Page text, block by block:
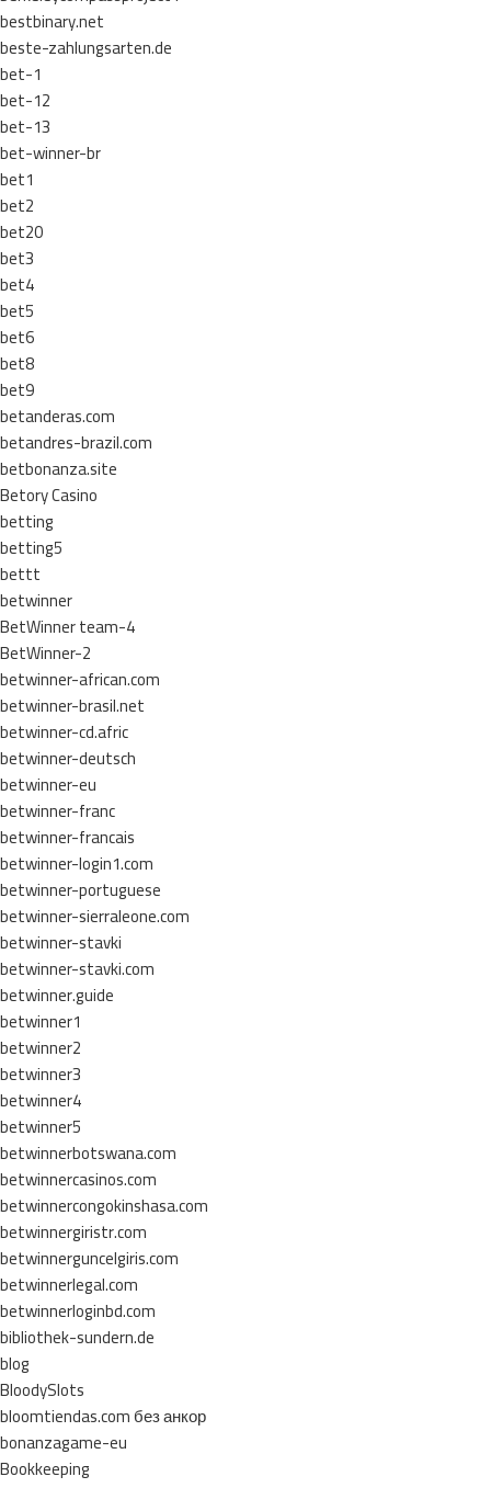
bestbinary.net
beste-zahlungsarten.de
bet-1
bet-12
bet-13
bet-winner-br
bet1
bet2
bet20
bet3
bet4
bet5
bet6
bet8
bet9
betanderas.com
betandres-brazil.com
betbonanza.site
Betory Casino
betting
betting5
bettt
betwinner
BetWinner team-4
BetWinner-2
betwinner-african.com
betwinner-brasil.net
betwinner-cd.afric
betwinner-deutsch
betwinner-eu
betwinner-franc
betwinner-francais
betwinner-login1.com
betwinner-portuguese
betwinner-sierraleone.com
betwinner-stavki
betwinner-stavki.com
betwinner.guide
betwinner1
betwinner2
betwinner3
betwinner4
betwinner5
betwinnerbotswana.com
betwinnercasinos.com
betwinnercongokinshasa.com
betwinnergiristr.com
betwinnerguncelgiris.com
betwinnerlegal.com
betwinnerloginbd.com
bibliothek-sundern.de
blog
BloodySlots
bloomtiendas.com без анкор
bonanzagame-eu
Bookkeeping